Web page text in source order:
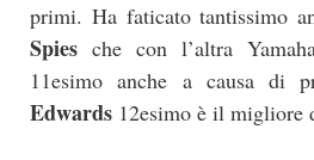
primi. Ha faticato tantissimo
Spies che con l’altra
11esimo anche a causa di
Edwards 12esimo è il migliore